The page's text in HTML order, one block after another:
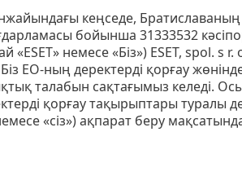
кеңседе,
бойынша 31333532
«ESET» немесе «Біз») ESET, spol. s
ЕО-ның деректерді қорғау
талабын сақтағымыз келеді.
қорғау тақырыптары туралы
«сіз») ақпарат беру